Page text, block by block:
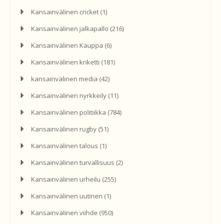
Kansainvälinen cricket (1)
Kansainvälinen jalkapallo (216)
Kansainvälinen Kauppa (6)
Kansainvälinen kriketti (181)
kansainvälinen media (42)
Kansainvälinen nyrkkeily (11)
Kansainvälinen politiikka (784)
Kansainvälinen rugby (51)
Kansainvälinen talous (1)
Kansainvälinen turvallisuus (2)
Kansainvälinen urheilu (255)
Kansainvälinen uutinen (1)
Kansainvälinen viihde (950)